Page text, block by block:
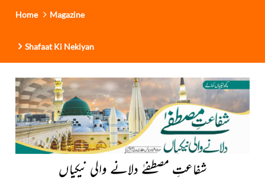
Home Magazine
Shafaat Ki Nekiyan
شفاعتِ مصطفےٰ دلانے والی نیکیاں